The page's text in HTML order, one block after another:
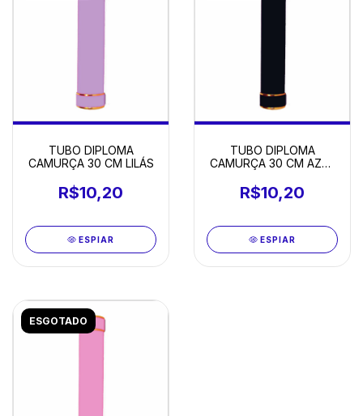
TUBO DIPLOMA
CAMURÇA 30 CM LILÁS
R$10,20
ESPIAR
TUBO DIPLOMA
CAMURÇA 30 CM AZUL
R$10,20
ESPIAR
ESGOTADO